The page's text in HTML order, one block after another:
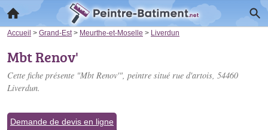
Accueil > Grand-Est > Meurthe-et-Moselle > Liverdun
Mbt Renov'
Cette fiche présente "Mbt Renov'", peintre situé rue d'artois, 54460
Liverdun.
Demande de devis en ligne